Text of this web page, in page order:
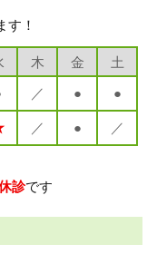
す！
木 金
土
／ ● ●
／ ● ／
診です